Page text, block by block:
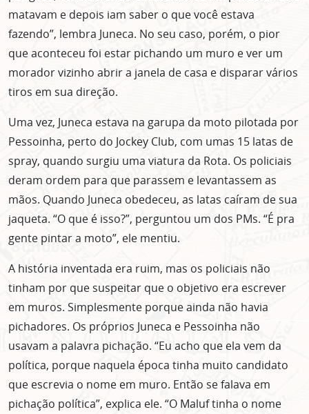
matavam e depois iam saber o que você estava
fazendo”, lembra Juneca. No seu caso, porém, o pior
que aconteceu foi estar pichando um muro e ver um
morador vizinho abrir a janela de casa e disparar vários
tiros em sua direção.
Uma vez, Juneca estava na garupa da moto pilotada por
Pessoinha, perto do Jockey Club, com umas 15 latas de
spray, quando surgiu uma viatura da Rota. Os policiais
deram ordem para que parassem e levantassem as
mãos. Quando Juneca obedeceu, as latas caíram de sua
jaqueta. “O que é isso?”, perguntou um dos PMs. “É pra
gente pintar a moto”, ele mentiu.
A história inventada era ruim, mas os policiais não
tinham por que suspeitar que o objetivo era escrever
em muros. Simplesmente porque ainda não havia
pichadores. Os próprios Juneca e Pessoinha não
usavam a palavra pichação. “Eu acho que ela vem da
política, porque naquela época tinha muito candidato
que escrevia o nome em muro. Então se falava em
pichação política”, explica ele. “O Maluf tinha o nome
ASSINE GRATUITAMENTE
NOSSA NEWSLETTER!
Clique no botão abaixo para receber notícias sobre o
CLIQUE AQUI